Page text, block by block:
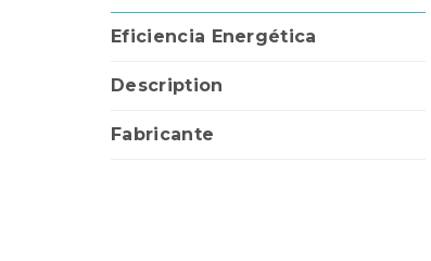
Eficiencia Energética
Description
Fabricante